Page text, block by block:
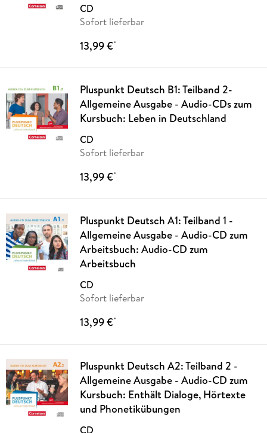
CD
Sofort lieferbar
13,99 €*
Pluspunkt Deutsch B1: Teilband 2-
Allgemeine Ausgabe - Audio-CDs zum
Kursbuch: Leben in Deutschland
CD
Sofort lieferbar
13,99 €*
Pluspunkt Deutsch A1: Teilband 1 -
Allgemeine Ausgabe - Audio-CD zum
Arbeitsbuch: Audio-CD zum
Arbeitsbuch
CD
Sofort lieferbar
13,99 €*
Pluspunkt Deutsch A2: Teilband 2 -
Allgemeine Ausgabe - Audio-CD zum
Kursbuch: Enthält Dialoge, Hörtexte
und Phonetikübungen
CD